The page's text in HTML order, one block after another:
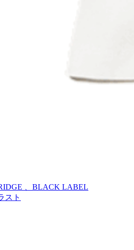
、BLACK LABEL
スト